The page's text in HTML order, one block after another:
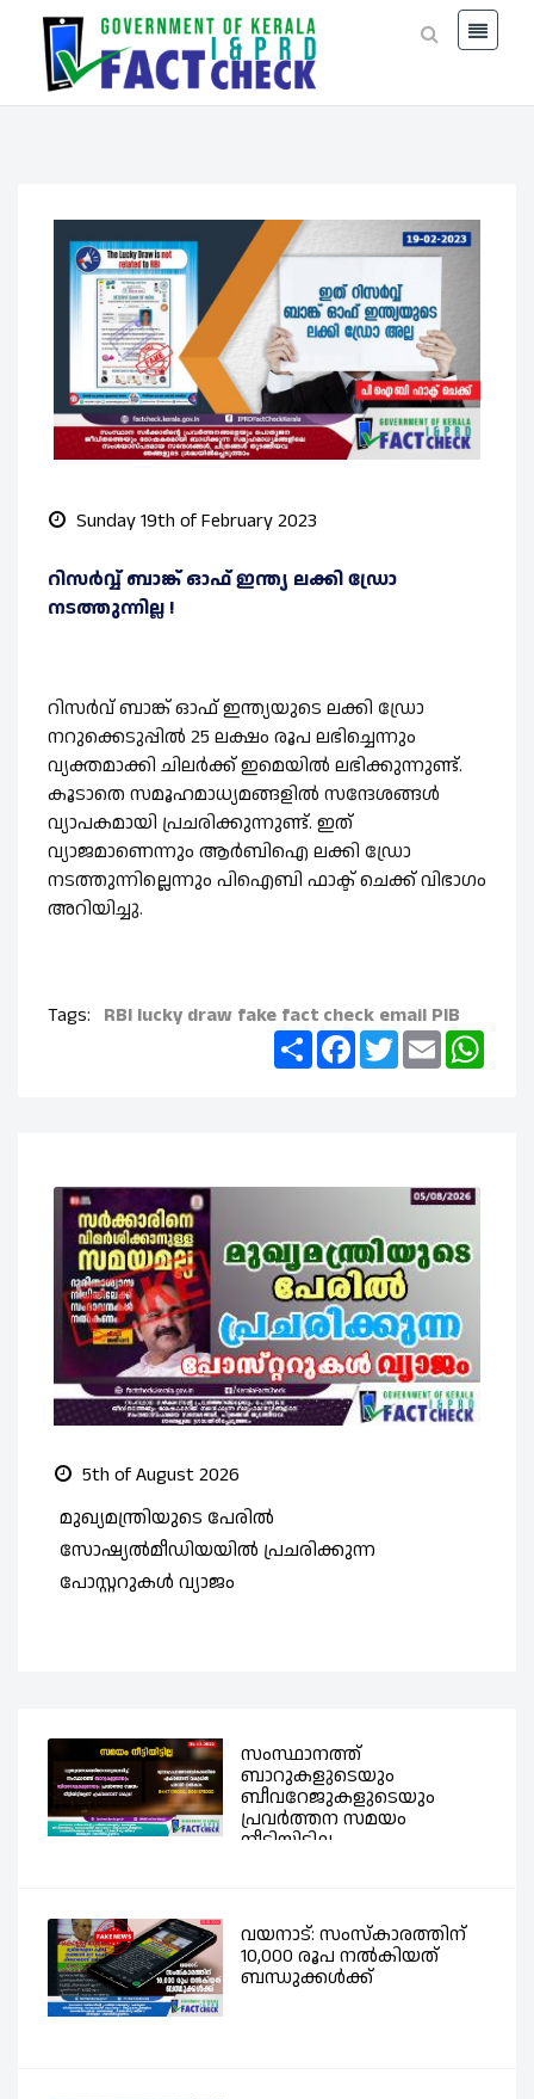
Sunday 19th of February 2023
റിസർവ്വ് ബാങ്ക് ഓഫ് ഇന്ത്യ ലക്കി ഡ്രോ
നടത്തുന്നില്ല !
റിസർവ് ബാങ്ക് ഓഫ് ഇന്ത്യയുടെ ലക്കി ഡ്രോ
നറുക്കെടുപ്പിൽ 25 ലക്ഷം രൂപ ലഭിച്ചെന്നും
വ്യക്തമാക്കി ചിലർക്ക് ഇമെയിൽ ലഭിക്കുന്നുണ്ട്.
കൂടാതെ സമൂഹമാധ്യമങ്ങളിൽ സന്ദേശങ്ങൾ
വ്യാപകമായി പ്രചരിക്കുന്നുണ്ട്. ഇത്
വ്യാജമാണെന്നും ആർബിഐ ലക്കി ഡ്രോ
നടത്തുന്നില്ലെന്നും പിഐബി ഫാക്ട് ചെക്ക് വിഭാഗം
അറിയിച്ചു.
Tags: RBI lucky draw fake fact check email PIB
ShareFacebookTwitterEmail
5th of August 2026
മുഖ്യമന്ത്രിയുടെ പേരിൽ
സോഷ്യൽമീഡിയയിൽ പ്രചരിക്കുന്ന
പോസ്റ്ററുകൾ വ്യാജം
സംസ്ഥാനത്ത്
ബാറുകളുടെയും
ബീവറേജുകളുടെയും
പ്രവര്‍ത്തന സമയം
നീട്ടിയിട്ടില്ല -...
വയനാട്: സംസ്കാരത്തിന്
10,000 രൂപ നൽകിയത്
ബന്ധുക്കൾക്ക്